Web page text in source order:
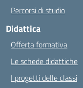
Percorsi di studio
Didattica
Offerta formativa
Le schede didattiche
I progetti delle classi